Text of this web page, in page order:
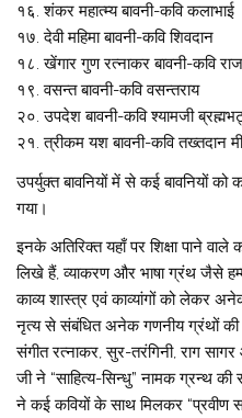
१६. शंकर महात्म्य बावनी-कवि कलाभाई
१७. देवी महिमा बावनी-कवि शिवदान
१८. खेंगार गुण रत्नाकर बावनी-कवि राज
१९. वसन्त बावनी-कवि वसन्तराय
२०. उपदेश बावनी-कवि श्यामजी
२१. त्रीकम यश बावनी-कवि तख्तदान
उपर्युक्त बावनियों में से कई बावनियों को
गया।
इनके अतिरिक्त यहाँ पर शिक्षा पाने वाले
लिखे हैं, व्याकरण और भाषा ग्रंथ जैसे
काव्य शास्त्र एवं काव्यांगों को लेकर
नृत्य से संबंधित अनेक गणनीय ग्रंथों
संगीत रत्नाकर, सुर-तरंगिनी, राग
जी ने “साहित्य-सिन्धु” नामक ग्रन्थ
ने कई कवियों के साथ मिलकर “प्रवीण